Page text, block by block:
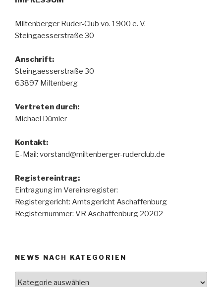
Miltenberger Ruder-Club vo. 1900 e. V.
Steingaesserstraße 30
Anschrift:
Steingaesserstraße 30
63897 Miltenberg
Vertreten durch:
Michael Dümler
Kontakt:
E-Mail: vorstand@miltenberger-ruderclub.de
Registereintrag:
Eintragung im Vereinsregister:
Registergericht: Amtsgericht Aschaffenburg
Registernummer: VR Aschaffenburg 20202
NEWS NACH KATEGORIEN